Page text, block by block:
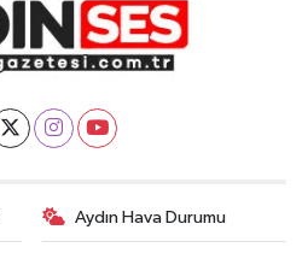
Aydın Hava Durumu